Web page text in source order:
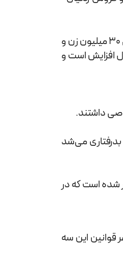
طی 4 قرن برده‌داری 11 میلیون زن و کودک از آفریقا به بردگی کشیده شدند، در حالی که در کمتر از یک دهه گذشته فقط از برخی کشورهای آسیای جنوب شرقی 30 میلیون زن و
افزایش است و
داشتند.
بدرفتاری می‌شد
شده است که در
قوانین این سه